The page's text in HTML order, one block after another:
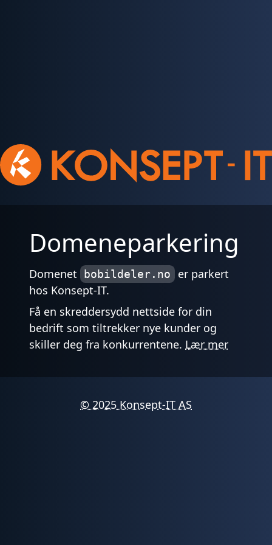
Domeneparkering
Domenet bobildeler.no er parkert
hos Konsept-IT.
Få en skreddersydd nettside for din
bedrift som tiltrekker nye kunder og
skiller deg fra konkurrentene. Lær mer
© 2025 Konsept-IT AS